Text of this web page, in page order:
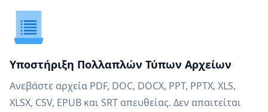
Υποστήριξη Πολλαπλών Τύπων Αρχείων
Ανεβάστε αρχεία PDF, DOC, DOCX, PPT, PPTX, XLS,
XLSX, CSV, EPUB και SRT απευθείας. Δεν απαιτείται